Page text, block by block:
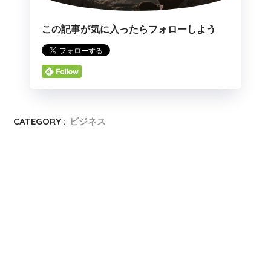
この記事が気に入ったらフォローしよう
CATEGORY : ビジネス